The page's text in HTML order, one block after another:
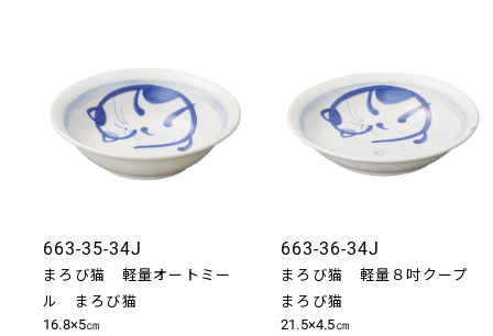
663-35-34J
まろび猫 軽量オートミー
ル まろび猫
16.8×5㎝
663-36-34J
まろび猫 軽量８吋クープ
まろび猫
21.5×4.5㎝